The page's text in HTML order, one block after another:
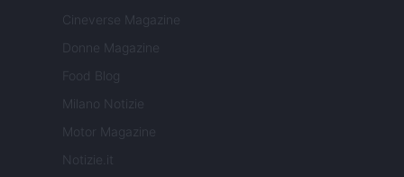
Cineverse Magazine
Donne Magazine
Food Blog
Milano Notizie
Motor Magazine
Notizie.it